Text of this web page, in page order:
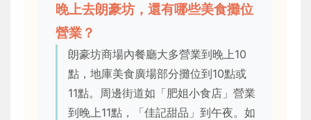
晚上去朗豪坊，還有哪些美食攤位
營業？
朗豪坊商場內餐廳大多營業到晚上10
點，地庫美食廣場部分攤位到10點或
11點。周邊街道如「肥姐小食店」營業
到晚上11點，「佳記甜品」到午夜。如